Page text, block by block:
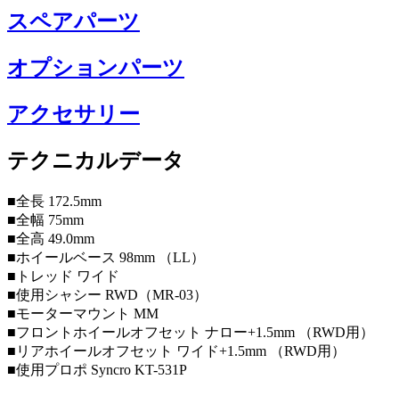
スペアパーツ
オプションパーツ
アクセサリー
テクニカルデータ
■全長 172.5mm
■全幅 75mm
■全高 49.0mm
■ホイールベース 98mm （LL）
■トレッド ワイド
■使用シャシー RWD（MR-03）
■モーターマウント MM
■フロントホイールオフセット ナロー+1.5mm （RWD用）
■リアホイールオフセット ワイド+1.5mm （RWD用）
■使用プロポ Syncro KT-531P